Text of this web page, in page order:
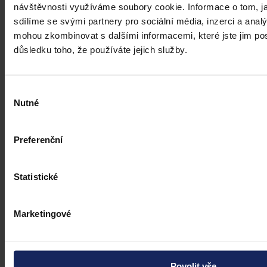
návštěvnosti využíváme soubory cookie. Informace o tom,
sdílíme se svými partnery pro sociální média, inzerci a
mohou zkombinovat s dalšími informacemi, které jste jim
důsledku toho, že používáte jejich služby.
souhlasu
Nutné
Preferenční
Statistické
Marketingové